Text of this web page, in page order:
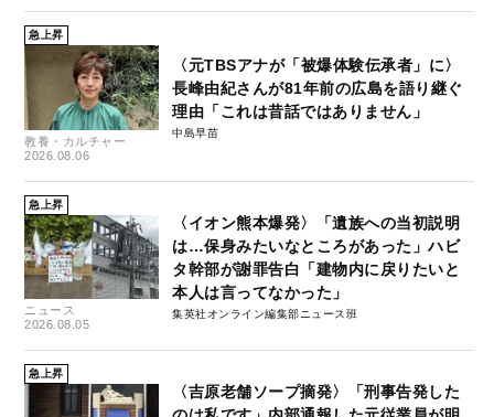
急上昇
教養・カルチャー
2026.08.06
〈元TBSアナが「被爆体験伝承者」に〉
長峰由紀さんが81年前の広島を語り継ぐ
理由「これは昔話ではありません」
中島早苗
急上昇
ニュース
2026.08.05
〈イオン熊本爆発〉「遺族への当初説明
は…保身みたいなところがあった」ハビ
タ幹部が謝罪告白「建物内に戻りたいと
本人は言ってなかった」
集英社オンライン編集部ニュース班
急上昇
〈吉原老舗ソープ摘発〉「刑事告発した